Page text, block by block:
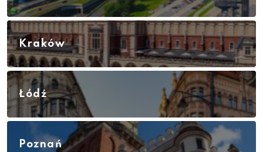
Kraków
Łódź
Poznań